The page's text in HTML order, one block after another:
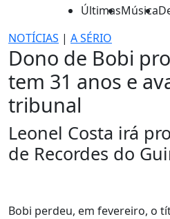
ÚltimasMúsica
NOTÍCIAS | A SÉRIO
Dono de Bobi
tem 31 anos e
tribunal
Leonel Costa irá
de Recordes do
Bobi perdeu, em fevereiro, o